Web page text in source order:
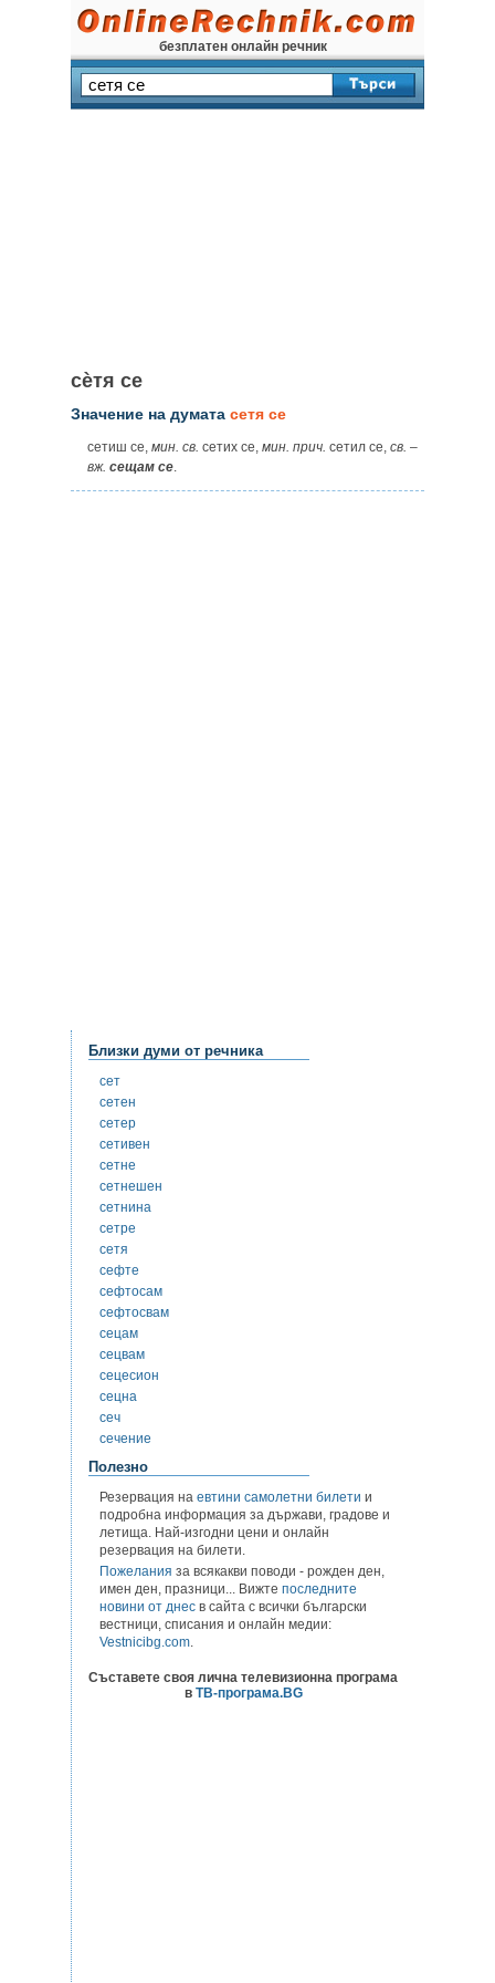
безплатен онлайн речник
сѐтя се
Значение на думата сетя се
сетиш се, мин. св. сетих се, мин. прич. сетил се, св. –
вж. сещам се.
Близки думи от речника
сет
сетен
сетер
сетивен
сетне
сетнешен
сетнина
сетре
сетя
сефте
сефтосам
сефтосвам
сецам
сецвам
сецесион
сецна
сеч
сечение
Полезно
Резервация на евтини самолетни билети и
подробна информация за държави, градове и
летища. Най-изгодни цени и онлайн
резервация на билети.
Пожелания за всякакви поводи - рожден ден,
имен ден, празници... Вижте последните
новини от днес в сайта с всички български
вестници, списания и онлайн медии:
Vestnicibg.com.
Съставете своя лична телевизионна програма
в ТВ-програма.BG